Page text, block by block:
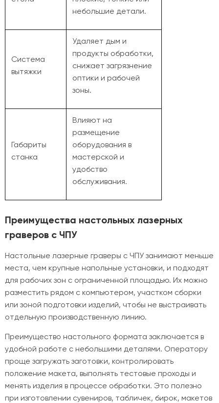
небольшие детали.
Система
вытяжки
Удаляет дым и
продукты обработки,
снижает загрязнение
оптики и рабочей
зоны.
Габариты
станка
Влияют на
размещение
оборудования в
мастерской и
удобство
обслуживания.
Преимущества настольных лазерных
граверов с ЧПУ
Настольные лазерные граверы с ЧПУ занимают меньше
места, чем крупные напольные установки, и подходят
для рабочих зон с ограниченной площадью. Их можно
разместить рядом с компьютером, участком сборки
или зоной подготовки изделий, чтобы не выстраивать
отдельную производственную линию.
Преимущество настольного формата заключается в
удобной работе с небольшими деталями. Оператору
проще загружать заготовки, контролировать
положение макета, выполнять тестовые проходы и
менять изделия в процессе обработки. Это полезно
при изготовлении сувениров, табличек, бирок, макетов